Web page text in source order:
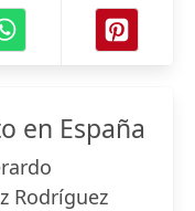
en España
Rodríguez